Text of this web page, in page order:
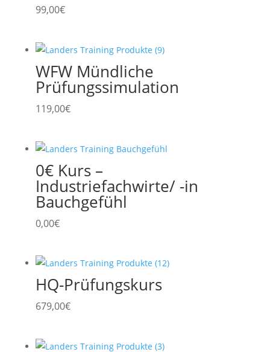
99,00€
WFW Mündliche
Prüfungssimulation
119,00€
0€ Kurs –
Industriefachwirte/ -in
Bauchgefühl
0,00€
HQ-Prüfungskurs
679,00€